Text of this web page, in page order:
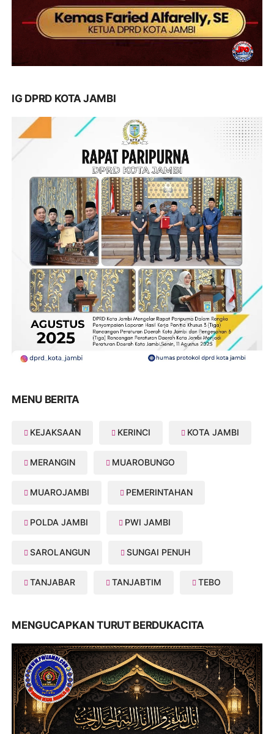
IG DPRD KOTA JAMBI
MENU BERITA
KEJAKSAAN KERINCI KOTA JAMBI
MERANGIN MUAROBUNGO
MUAROJAMBI PEMERINTAHAN
POLDA JAMBI PWI JAMBI
SAROLANGUN SUNGAI PENUH
TANJABAR TANJABTIM TEBO
MENGUCAPKAN TURUT BERDUKACITA